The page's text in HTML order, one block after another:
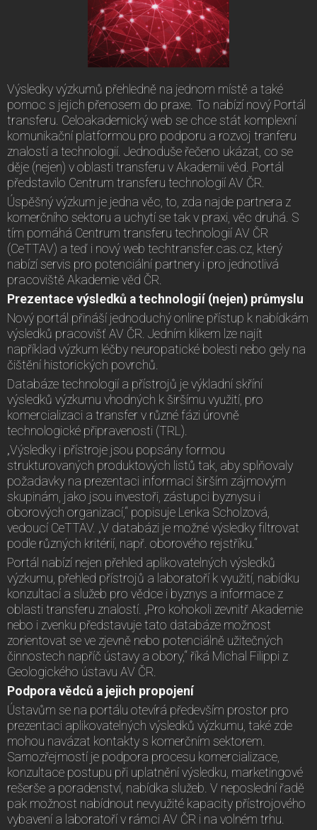
Výsledky výzkumů přehledně na jednom místě a také
pomoc s jejich přenosem do praxe. To nabízí nový Portál
transferu. Celoakademický web se chce stát komplexní
komunikační platformou pro podporu a rozvoj tranferu
znalostí a technologií. Jednoduše řečeno ukázat, co se
děje (nejen) v oblasti transferu v Akademii věd. Portál
představilo Centrum transferu technologií AV ČR.
Úspěšný výzkum je jedna věc, to, zda najde partnera z
komerčního sektoru a uchytí se tak v praxi, věc druhá. S
tím pomáhá Centrum transferu technologií AV ČR
(CeTTAV) a teď i nový web techtransfer.cas.cz, který
nabízí servis pro potenciální partnery i pro jednotlivá
pracoviště Akademie věd ČR.
Prezentace výsledků a technologií (nejen) průmyslu
Nový portál přináší jednoduchý online přístup k nabídkám
výsledků pracovišť AV ČR. Jedním klikem lze najít
například výzkum léčby neuropatické bolesti nebo gely na
čištění historických povrchů.
Databáze technologií a přístrojů je výkladní skříní
výsledků výzkumu vhodných k širšímu využití, pro
komercializaci a transfer v různé fázi úrovně
technologické připravenosti (TRL).
„Výsledky i přístroje jsou popsány formou
strukturovaných produktových listů tak, aby splňovaly
požadavky na prezentaci informací širším zájmovým
skupinám, jako jsou investoři, zástupci byznysu i
oborových organizací,“ popisuje Lenka Scholzová,
vedoucí CeTTAV. „V databázi je možné výsledky filtrovat
podle různých kritérií, např. oborového rejstříku.“
Portál nabízí nejen přehled aplikovatelných výsledků
výzkumu, přehled přístrojů a laboratoří k využití, nabídku
konzultací a služeb pro vědce i byznys a informace z
oblasti transferu znalostí. „Pro kohokoli zevnitř Akademie
nebo i zvenku představuje tato databáze možnost
zorientovat se ve zjevně nebo potenciálně užitečných
činnostech napříč ústavy a obory,“ říká Michal Filippi z
Geologického ústavu AV ČR.
Podpora vědců a jejich propojení
Ústavům se na portálu otevírá především prostor pro
prezentaci aplikovatelných výsledků výzkumu, také zde
mohou navázat kontakty s komerčním sektorem.
Samozřejmostí je podpora procesu komercializace,
konzultace postupu při uplatnění výsledku, marketingové
rešerše a poradenství, nabídka služeb. V neposlední řadě
pak možnost nabídnout nevyužité kapacity přístrojového
vybavení a laboratoří v rámci AV ČR i na volném trhu.